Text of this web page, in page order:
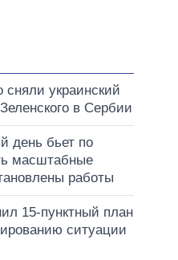
сняли украинский
в Сербии
день бьет по
масштабные
работы
15-пунктный план
ситуации